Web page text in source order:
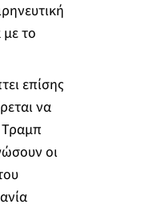
το
επίσης
να
Τραμπ
οι